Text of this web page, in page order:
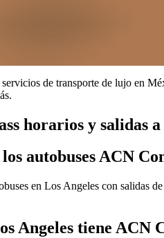
de transporte de lujo en
horarios y salidas a
autobuses ACN
en Los Angeles con salidas
Angeles tiene ACN